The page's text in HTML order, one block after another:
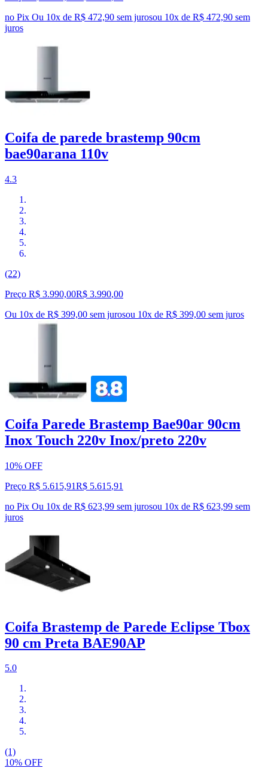
no Pix Ou 10x de R$ 472,90 sem jurosou 10x de R$ 472,90 sem
juros
Coifa de parede brastemp 90cm
bae90arana 110v
4.3
(22)
Preço R$ 3.990,00R$ 3.990,00
Ou 10x de R$ 399,00 sem jurosou 10x de R$ 399,00 sem juros
Coifa Parede Brastemp Bae90ar 90cm
Inox Touch 220v Inox/preto 220v
10% OFF
Preço R$ 5.615,91R$ 5.615,91
no Pix Ou 10x de R$ 623,99 sem jurosou 10x de R$ 623,99 sem
juros
Coifa Brastemp de Parede Eclipse Tbox
90 cm Preta BAE90AP
5.0
(1)
10% OFF